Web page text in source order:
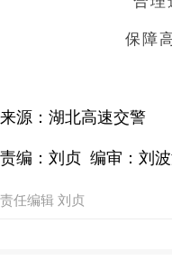
保障
来源：湖北高速交警
责编：刘贞 编审：刘
责任编辑 刘贞